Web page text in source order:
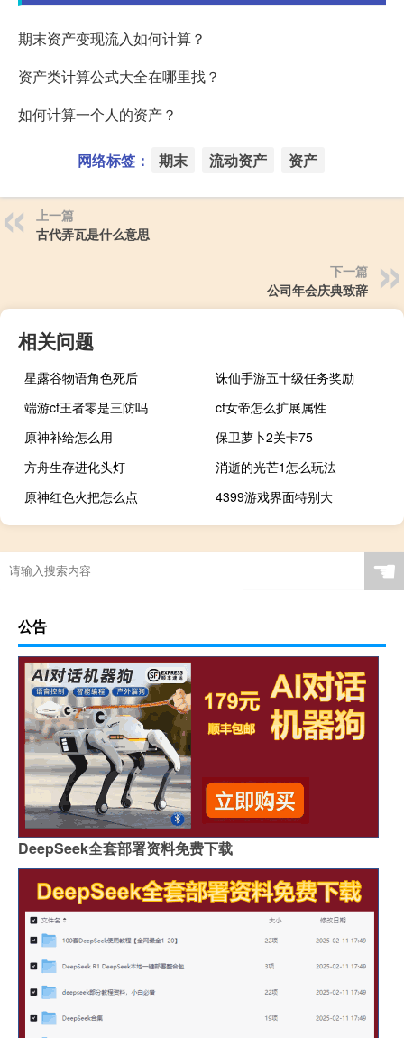
期末资产变现流入如何计算？
资产类计算公式大全在哪里找？
如何计算一个人的资产？
网络标签： 期末 流动资产 资产
上一篇
古代弄瓦是什么意思
下一篇
公司年会庆典致辞
相关问题
星露谷物语角色死后
诛仙手游五十级任务奖励
端游cf王者零是三防吗
cf女帝怎么扩展属性
原神补给怎么用
保卫萝卜2关卡75
方舟生存进化头灯
消逝的光芒1怎么玩法
原神红色火把怎么点
4399游戏界面特别大
☚
公告
DeepSeek全套部署资料免费下载